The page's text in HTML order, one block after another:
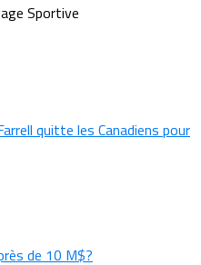
Sportive
quitte les Canadiens pour
de 10 M$?